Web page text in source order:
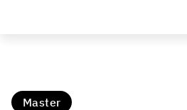
Master